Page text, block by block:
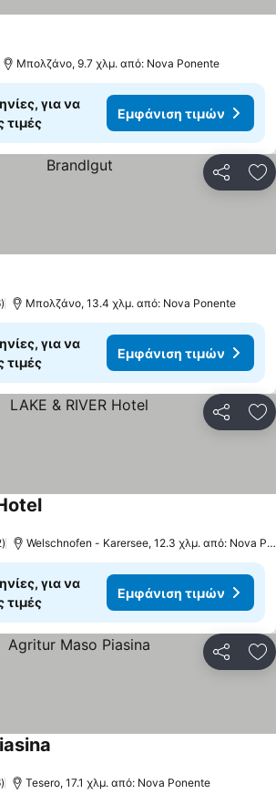
Μπολζάνο, 9.7 χλμ. από: Nova Ponente
για να
τιμές
Εμφάνιση τιμών
Μπολζάνο, 13.4 χλμ. από: Nova Ponente
για να
τιμές
Εμφάνιση τιμών
Εμφάνιση τιμών
Welschnofen - Karersee, 12.3 χλμ. από: Nova
για να
τιμές
Εμφάνιση τιμών
Tesero, 17.1 χλμ. από: Nova Ponente